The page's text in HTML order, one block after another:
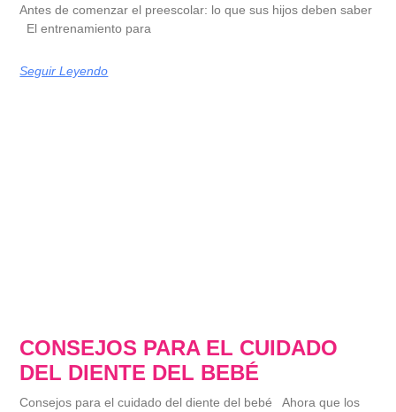
Antes de comenzar el preescolar: lo que sus hijos deben saber
El entrenamiento para
Seguir Leyendo
CONSEJOS PARA EL CUIDADO
DEL DIENTE DEL BEBÉ
Consejos para el cuidado del diente del bebé Ahora que los